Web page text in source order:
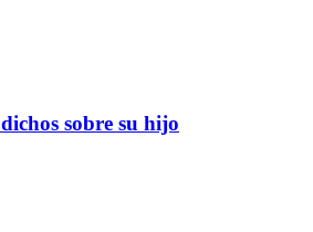
sobre su hijo